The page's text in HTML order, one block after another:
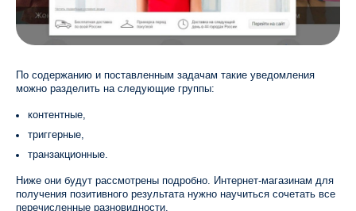
По содержанию и поставленным задачам такие уведомления
можно разделить на следующие группы:
контентные,
триггерные,
транзакционные.
Ниже они будут рассмотрены подробно. Интернет-магазинам для
получения позитивного результата нужно научиться сочетать все
перечисленные разновидности.